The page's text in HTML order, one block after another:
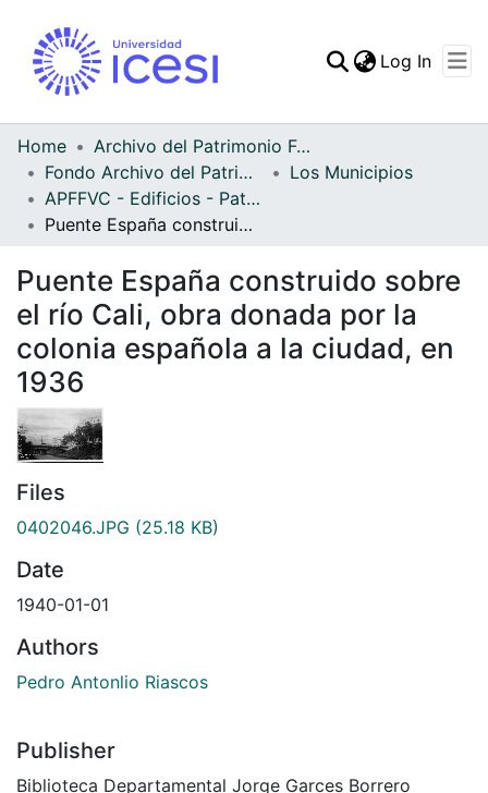
Statistics
Log In
Home
Archivo del Patrimonio Fotográfico y Fílmico del Valle del Cauca
Fondo Archivo del Patrimonio Fotográfico y Fílmico del Valle del Cauca
Los Municipios
APFFVC - Edificios - Patrimonial
Puente España construido sobre el río Cali, obra donada por la colonia española a la ciudad, en 1936
Puente España construido sobre
el río Cali, obra donada por la
colonia española a la ciudad, en
1936
Files
0402046.JPG (25.18 KB)
Date
1940-01-01
Authors
Pedro Antonlio Riascos
Publisher
Biblioteca Departamental Jorge Garces Borrero